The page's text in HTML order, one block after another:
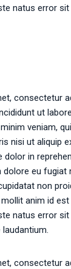
natus error
consectetur
ut
veniam,
nisi ut aliquip
dolor in
eu fugiat
non
anim id
natus error
consectetur